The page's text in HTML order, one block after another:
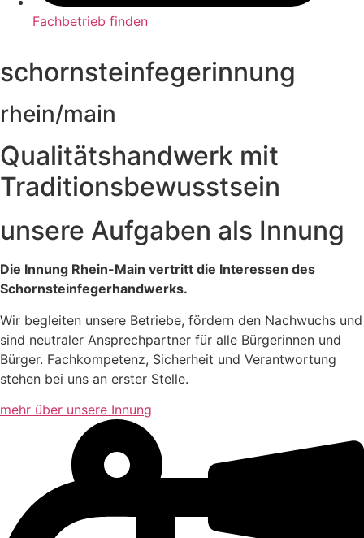
Fachbetrieb finden
schornsteinfegerinnung
rhein/main
Qualitätshandwerk mit
Traditionsbewusstsein
unsere Aufgaben als Innung
Die Innung Rhein-Main vertritt die Interessen des
Schornsteinfegerhandwerks.
Wir begleiten unsere Betriebe, fördern den Nachwuchs und
sind neutraler Ansprechpartner für alle Bürgerinnen und
Bürger. Fachkompetenz, Sicherheit und Verantwortung
stehen bei uns an erster Stelle.
mehr über unsere Innung